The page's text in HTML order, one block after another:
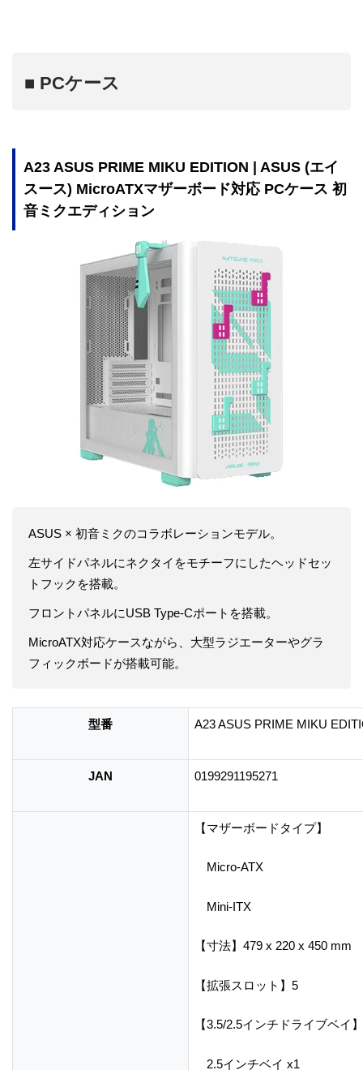
■ PCケース
A23 ASUS PRIME MIKU EDITION | ASUS (エイ
スース) MicroATXマザーボード対応 PCケース 初
音ミクエディション
ASUS × 初音ミクのコラボレーションモデル。
左サイドパネルにネクタイをモチーフにしたヘッドセッ
トフックを搭載。
フロントパネルにUSB Type-Cポートを搭載。
MicroATX対応ケースながら、大型ラジエーターやグラ
フィックボードが搭載可能。
型番 A23 ASUS PRIME MIKU
JAN 0199291195271
【マザーボードタイプ】
Micro-ATX
Mini-ITX
【寸法】479 x 220 x 450 mm
【拡張スロット】5
【3.5/2.5インチドライブベイ】
2.5インチベイ x1